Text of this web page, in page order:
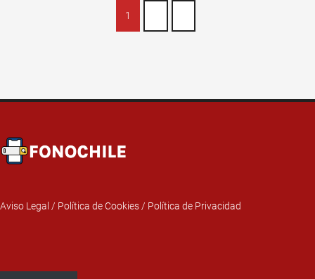
1
Aviso Legal / Política de Cookies / Política de Privacidad